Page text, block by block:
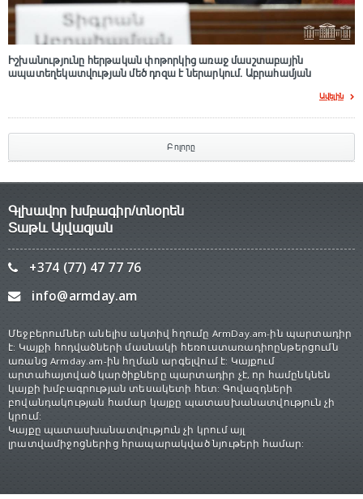
Իշխանությունը հերթական փոթորկից առաջ մասշտաբային
ապատեղեկատվության մեծ դnզա է ներարկում․ Աբրահամյան
Ավելին
Բոլորը
Գլխավոր խմբագիր/տնօրեն
Տաթև Այվազյան
+374 (77) 47 77 76
info@armday.am
Մեջբերումներ անելիս ակտիվ հղումը ArmDay.am-ին պարտադիր
է: Կայքի հոդվածների մասնակի հեռուստառադիոընթերցումն
առանց Armday.am-ին հղման արգելվում է: Կայքում
արտահայտված կարծիքները պարտադիր չէ, որ համընկնեն
կայքի խմբագրության տեսակետի հետ: Գովազդների
բովանդակության համար կայքը պատասխանատվություն չի
կրում:
Կայքը պատասխանատվություն չի կրում այլ
լրատվամիջոցներից հրապարակված նյութերի համար: